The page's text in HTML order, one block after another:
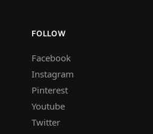
FOLLOW
Facebook
Instagram
Pinterest
Youtube
Twitter